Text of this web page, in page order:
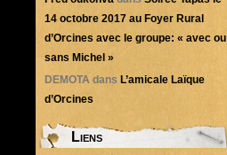
14 octobre 2017 au Foyer Rural
d’Orcines avec le groupe: « avec ou
sans Michel »
DEMOTA dans L’amicale Laïque
d’Orcines
Liens